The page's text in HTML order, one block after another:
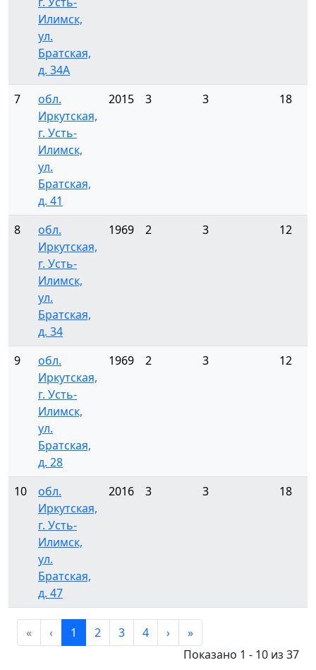
Илимск,
ул.
Братская,
д. 34А
7
обл.
Иркутская,
г. Усть-
Илимск,
ул.
Братская,
д. 41
2015 3 3 18
8
обл.
Иркутская,
г. Усть-
Илимск,
ул.
Братская,
д. 34
1969 2 3 12
9
обл.
Иркутская,
г. Усть-
Илимск,
ул.
Братская,
д. 28
1969 2 3 12
10
обл.
Иркутская,
г. Усть-
Илимск,
ул.
Братская,
д. 47
2016 3 3 18
« ‹ 1 2 3 4 ›
»
Показано 1 - 10 из 37